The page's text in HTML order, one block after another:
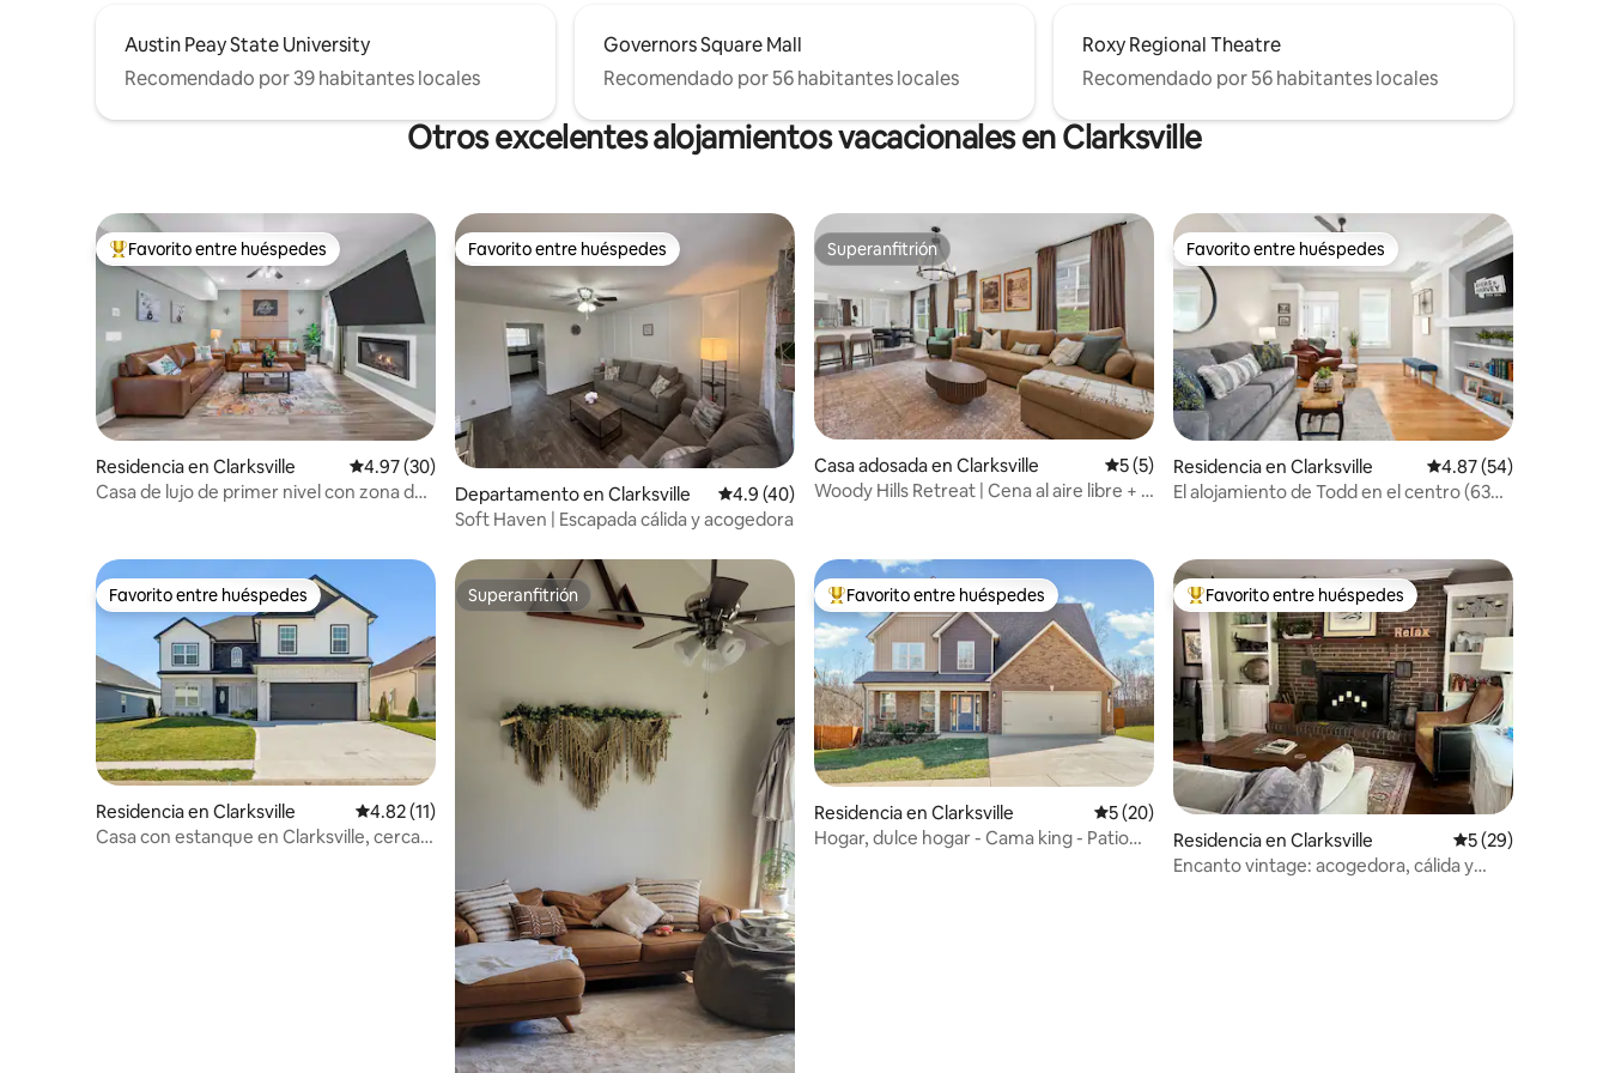
Austin Peay State University
Recomendado por 39 habitantes locales
Governors Square Mall
Recomendado por 56 habitantes locales
Roxy Regional Theatre
Recomendado por 56 habitantes locales
Otros excelentes alojamientos vacacionales en Clarksville
De los mejores en Favorito entre huéspedes
Favorito entre huéspedes
Residencia en Clarksville Calificación promedio: 4.97 de 5; 30 evaluaciones
4.97 (30)
Casa de lujo de primer nivel con zona de
Favorito entre huéspedes
Favorito entre huéspedes
Departamento en Clarksville Calificación promedio: 4.9 de 5; 40 evaluaciones
4.9 (40)
Soft Haven | Escapada cálida y acogedora
Superanfitrión
Superanfitrión
Casa adosada en Clarksville Calificación promedio: 5 de 5; 5 evaluaciones
5 (5)
Woody Hills Retreat | Cena al aire libre + a
Favorito entre huéspedes
Favorito entre huéspedes
Residencia en Clarksville Calificación
4.87 (54)
El alojamiento de Todd en el centro (638
Favorito entre huéspedes
Favorito entre huéspedes
Residencia en Clarksville Calificación promedio: 4.82 de 5; 11 evaluaciones
4.82 (11)
Casa con estanque en Clarksville, cerca
Superanfitrión
Superanfitrión De los mejores en Favorito entre huéspedes
Favorito entre huéspedes
Residencia en Clarksville Calificación promedio: 5 de 5; 20 evaluaciones
5 (20)
Hogar, dulce hogar - Cama king - Patio
De los mejores en Favorito entre huéspedes
Favorito entre huéspedes
Residencia en Clarksville Calificación
5 (29)
Encanto vintage: acogedora, cálida y